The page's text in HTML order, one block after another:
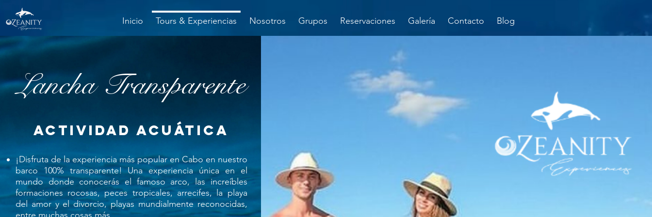
Inicio Tours & Experiencias Nosotros Grupos Reservaciones Galería Contacto Blog
Lancha Transparente
actividad acuática
¡Disfruta de la experiencia más popular en Cabo en nuestro
barco 100% transparente! Una experiencia única en el
mundo donde conocerás el famoso arco, las increíbles
formaciones rocosas, peces tropicales, arrecifes, la playa
del amor y el divorcio, playas mundialmente reconocidas,